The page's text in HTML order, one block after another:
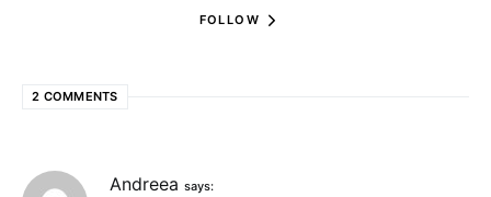
FOLLOW
2 COMMENTS
Andreea says: